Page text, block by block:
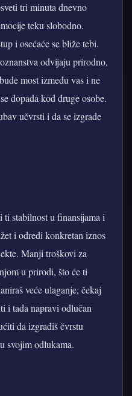
tri minuta dnevno
teku slobodno.
i osećaće se bliže tebi.
odvijaju prirodno,
most između vas i ne
dopada kod druge osobe.
učvrsti i da se izgrade
stabilnost u finansijama i
i odredi konkretan iznos
Manji troškovi za
u prirodi, što će ti
veće ulaganje, čekaj
i tada napravi odlučan
da izgradiš čvrstu
svojim odlukama.